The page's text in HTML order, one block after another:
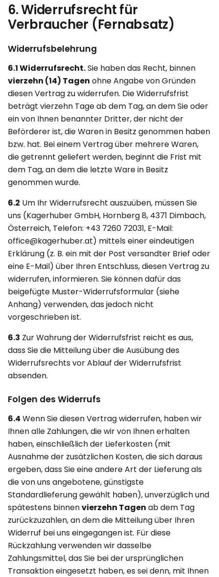
6. Widerrufsrecht für
Verbraucher (Fernabsatz)
Widerrufsbelehrung
6.1 Widerrufsrecht.Sie haben das Recht, binnen
vierzehn (14) Tagen ohne Angabe von Gründen
diesen Vertrag zu widerrufen. Die Widerrufsfrist
beträgt vierzehn Tage ab dem Tag, an dem Sie oder
ein von Ihnen benannter Dritter, der nicht der
Beförderer ist, die Waren in Besitz genommen haben
bzw. hat. Bei einem Vertrag über mehrere Waren,
die getrennt geliefert werden, beginnt die Frist mit
dem Tag, an dem die letzte Ware in Besitz
genommen wurde.
6.2 Um Ihr Widerrufsrecht auszuüben, müssen Sie
uns (Kagerhuber GmbH, Hornberg 8, 4371 Dimbach,
Österreich, Telefon: +43 7260 72031, E-Mail:
office@kagerhuber.at) mittels einer eindeutigen
Erklärung (z. B. ein mit der Post versandter Brief oder
eine E-Mail) über Ihren Entschluss, diesen Vertrag zu
widerrufen, informieren. Sie können dafür das
beigefügte Muster-Widerrufsformular (siehe
Anhang) verwenden, das jedoch nicht
vorgeschrieben ist.
6.3 Zur Wahrung der Widerrufsfrist reicht es aus,
dass Sie die Mitteilung über die Ausübung des
Widerrufsrechts vor Ablauf der Widerrufsfrist
absenden.
Folgen des Widerrufs
6.4 Wenn Sie diesen Vertrag widerrufen, haben wir
Ihnen alle Zahlungen, die wir von Ihnen erhalten
haben, einschließlich der Lieferkosten (mit
Ausnahme der zusätzlichen Kosten, die sich daraus
ergeben, dass Sie eine andere Art der Lieferung als
die von uns angebotene, günstigste
Standardlieferung gewählt haben), unverzüglich und
spätestens binnenvierzehn Tagen ab dem Tag
zurückzuzahlen, an dem die Mitteilung über Ihren
Widerruf bei uns eingegangen ist. Für diese
Rückzahlung verwenden wir dasselbe
Zahlungsmittel, das Sie bei der ursprünglichen
Transaktion eingesetzt haben, es sei denn, mit Ihnen